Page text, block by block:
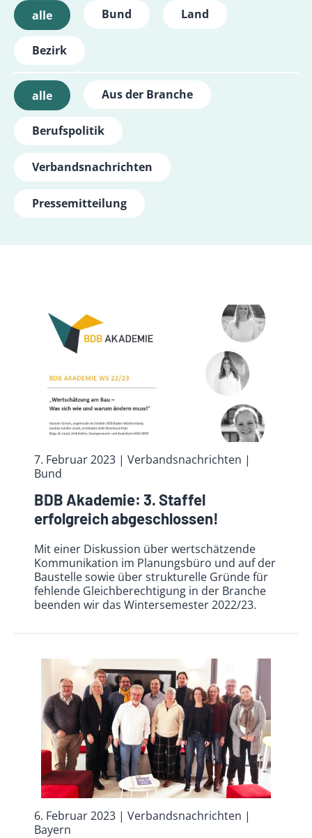
alle Bund Land
Bezirk
alle Aus der Branche
Berufspolitik
Verbandsnachrichten
Pressemitteilung
7. Februar 2023 | Verbandsnachrichten |
Bund
BDB Akademie: 3. Staffel
erfolgreich abgeschlossen!
Mit einer Diskussion über wertschätzende
Kommunikation im Planungsbüro und auf der
Baustelle sowie über strukturelle Gründe für
fehlende Gleichberechtigung in der Branche
beenden wir das Wintersemester 2022/23.
6. Februar 2023 | Verbandsnachrichten |
Bayern